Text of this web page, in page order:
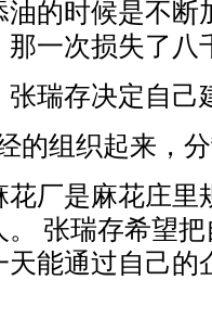
的时候是不断
一次损失了八
瑞存决定自己
组织起来，分
是麻花庄里
张瑞存希望
能通过自己的